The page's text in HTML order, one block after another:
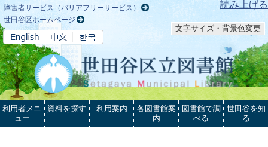
本文へ 読み上げる
障害者サービス（バリアフリーサービス）
世田谷区ホームページ
文字サイズ・背景色変更
利用者メニ
ュー
資料を探す 利用案内
各図書館案
内
図書館で調
べる
世田谷を知
る